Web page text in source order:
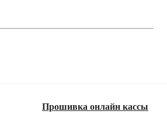
Прошивка онлайн кассы